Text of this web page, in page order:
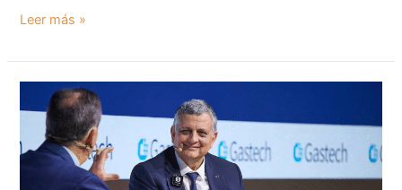
Leer más »
busca
sumar
dos
nuevos